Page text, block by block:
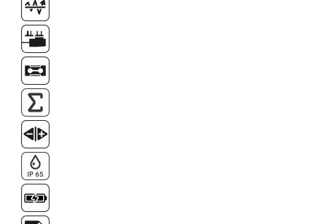
Cleme
Condensator microscop
Filtru Lambda
Filtru microscop
Filtru Quartz wedge
Huse de protectie
Iluminare microscop
Kit camp intunecat
Lichid calibrare
Masa microscop
Obiective microscoape
Oculare microscop